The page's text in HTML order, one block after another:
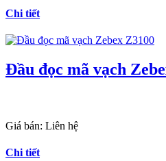
Chi tiết
Đầu đọc mã vạch
Giá bán: Liên hệ
Chi tiết